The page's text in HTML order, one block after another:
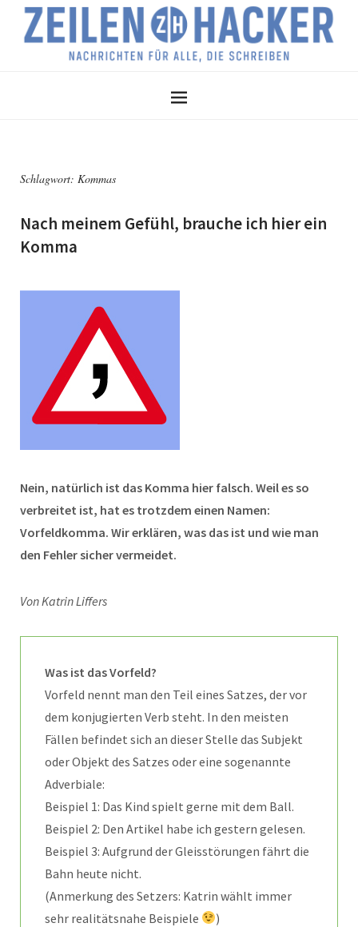
Schlagwort: Kommas
Nach meinem Gefühl, brauche ich hier ein
Komma
Nein, natürlich ist das Komma hier falsch. Weil es so
verbreitet ist, hat es trotzdem einen Namen:
Vorfeldkomma. Wir erklären, was das ist und wie man
den Fehler sicher vermeidet.
Von Katrin Liffers
Was ist das Vorfeld?
Vorfeld nennt man den Teil eines Satzes, der vor
dem konjugierten Verb steht. In den meisten
Fällen befindet sich an dieser Stelle das Subjekt
oder Objekt des Satzes oder eine sogenannte
Adverbiale:
Beispiel 1: Das Kind spielt gerne mit dem Ball.
Beispiel 2: Den Artikel habe ich gestern gelesen.
Beispiel 3: Aufgrund der Gleisstörungen fährt die
Bahn heute nicht.
(Anmerkung des Setzers: Katrin wählt immer
sehr realitätsnahe Beispiele
)